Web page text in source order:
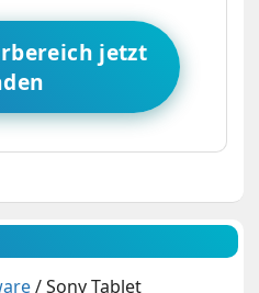
jetzt
/Sony Tablet